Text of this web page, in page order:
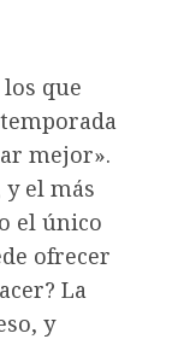
que
mejor».
el más
el único
ofrecer
La
y